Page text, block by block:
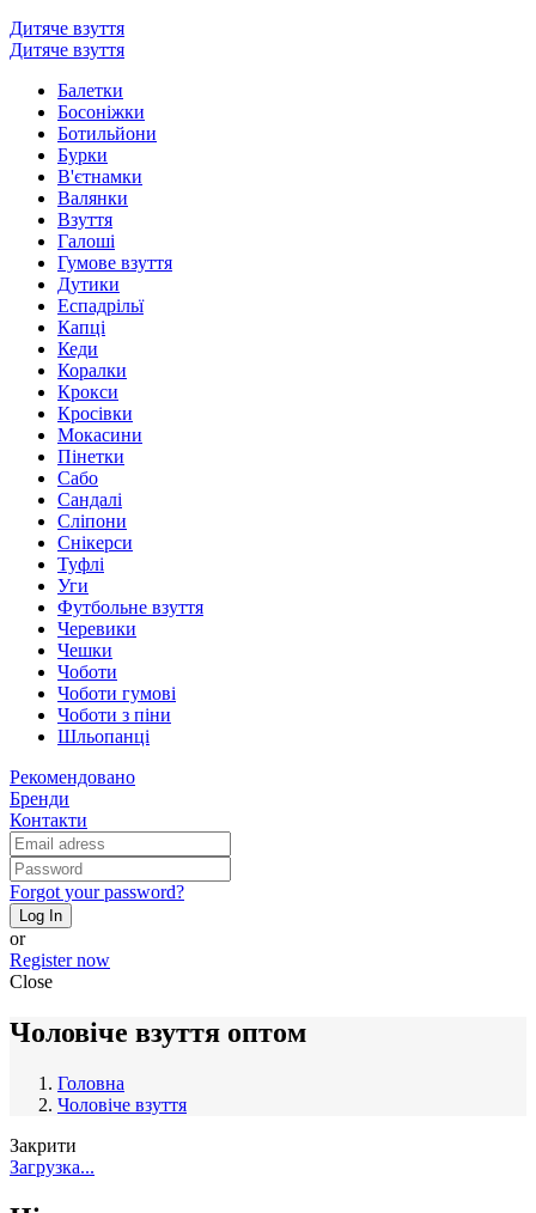
Дитяче взуття
Дитяче взуття
Балетки
Босоніжки
Ботильйони
Бурки
В'єтнамки
Валянки
Взуття
Галоші
Гумове взуття
Дутики
Еспадрільї
Капці
Кеди
Коралки
Крокси
Кросівки
Мокасини
Пінетки
Сабо
Сандалі
Сліпони
Снікерси
Туфлі
Уги
Футбольне взуття
Черевики
Чешки
Чоботи
Чоботи гумові
Чоботи з піни
Шльопанці
Рекомендовано
Бренди
Контакти
Forgot your password?
Log In
or
Register now
Close
Чоловіче взуття оптом
Головна
Чоловіче взуття
Закрити
Загрузка...